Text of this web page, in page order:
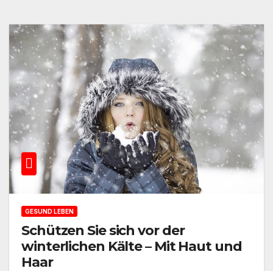
GESUND LEBEN
Schützen Sie sich vor der
winterlichen Kälte – Mit Haut und
Haar